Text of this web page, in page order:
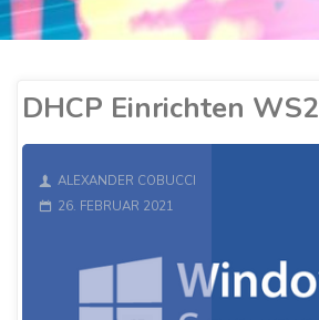
DHCP Einrichten
ALEXANDER COBUCCI
26. FEBRUAR 2021